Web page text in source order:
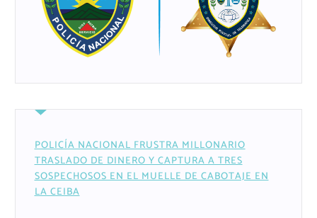
POLICÍA NACIONAL FRUSTRA MILLONARIO
TRASLADO DE DINERO Y CAPTURA A TRES
SOSPECHOSOS EN EL MUELLE DE CABOTAJE EN
LA CEIBA